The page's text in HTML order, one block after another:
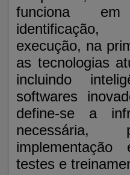
funciona
identificação,
execução, na
as tecnologias
incluindo
softwares
define-se a
testes e